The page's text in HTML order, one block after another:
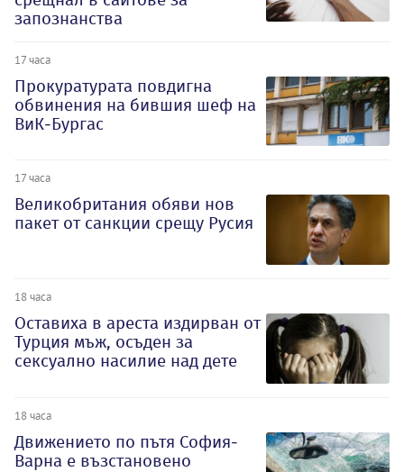
запознанства
17 часа
Прокуратурата повдигна
обвинения на бившия шеф на
ВиК-Бургас
17 часа
Великобритания обяви нов
пакет от санкции срещу Русия
18 часа
Оставиха в ареста издирван от
Турция мъж, осъден за
сексуално насилие над дете
18 часа
Движението по пътя София-
Варна е възстановено